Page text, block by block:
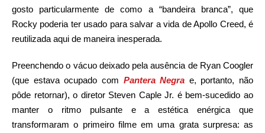
gosto particularmente de como a “bandeira branca”, que
Rocky poderia ter usado para salvar a vida de Apollo Creed, é
reutilizada aqui de maneira inesperada.
Preenchendo o vácuo deixado pela ausência de Ryan Coogler
(que estava ocupado com Pantera Negra e, portanto, não
pôde retornar), o diretor Steven Caple Jr. é bem-sucedido ao
manter o ritmo pulsante e a estética enérgica que
transformaram o primeiro filme em uma grata surpresa: as